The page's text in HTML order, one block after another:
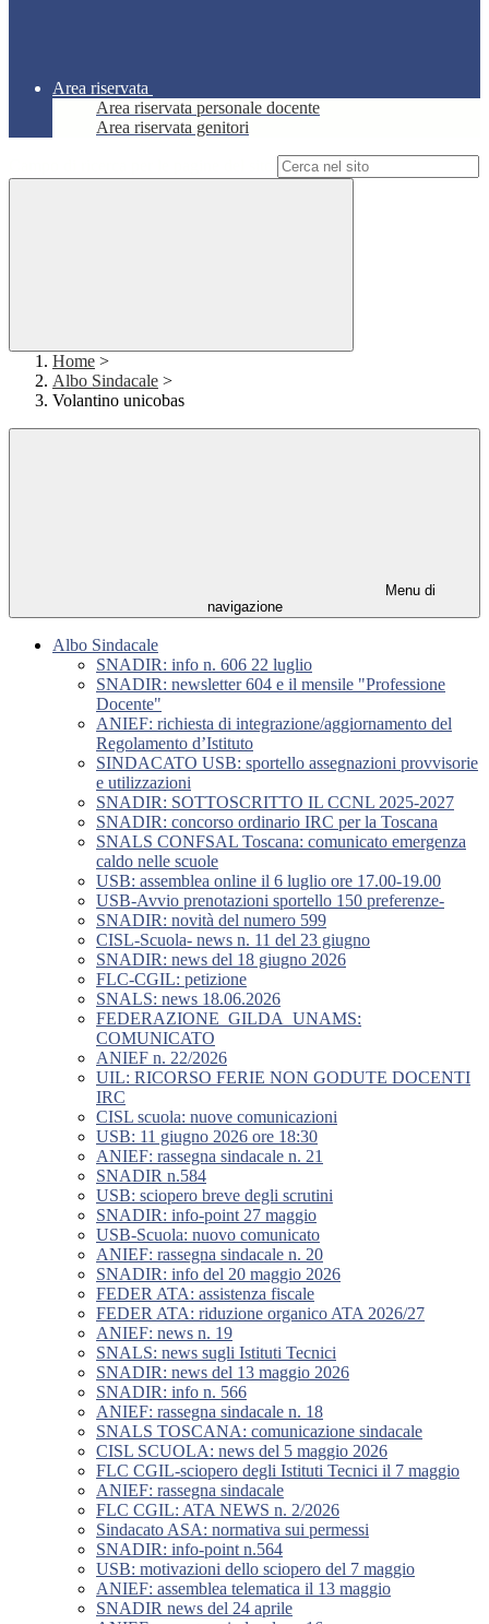
Area riservata
Area riservata personale docente
Area riservata genitori
Home >
Albo Sindacale >
Volantino unicobas
Menu di
navigazione
Albo Sindacale
SNADIR: info n. 606 22 luglio
SNADIR: newsletter 604 e il mensile "Professione
Docente"
ANIEF: richiesta di integrazione/aggiornamento del
Regolamento d’Istituto
SINDACATO USB: sportello assegnazioni provvisorie
e utilizzazioni
SNADIR: SOTTOSCRITTO IL CCNL 2025-2027
SNADIR: concorso ordinario IRC per la Toscana
SNALS CONFSAL Toscana: comunicato emergenza
caldo nelle scuole
USB: assemblea online il 6 luglio ore 17.00-19.00
USB-Avvio prenotazioni sportello 150 preferenze-
SNADIR: novità del numero 599
CISL-Scuola- news n. 11 del 23 giugno
SNADIR: news del 18 giugno 2026
FLC-CGIL: petizione
SNALS: news 18.06.2026
FEDERAZIONE_GILDA_UNAMS:
COMUNICATO
ANIEF n. 22/2026
UIL: RICORSO FERIE NON GODUTE DOCENTI
IRC
CISL scuola: nuove comunicazioni
USB: 11 giugno 2026 ore 18:30
ANIEF: rassegna sindacale n. 21
SNADIR n.584
USB: sciopero breve degli scrutini
SNADIR: info-point 27 maggio
USB-Scuola: nuovo comunicato
ANIEF: rassegna sindacale n. 20
SNADIR: info del 20 maggio 2026
FEDER ATA: assistenza fiscale
FEDER ATA: riduzione organico ATA 2026/27
ANIEF: news n. 19
SNALS: news sugli Istituti Tecnici
SNADIR: news del 13 maggio 2026
SNADIR: info n. 566
ANIEF: rassegna sindacale n. 18
SNALS TOSCANA: comunicazione sindacale
CISL SCUOLA: news del 5 maggio 2026
FLC CGIL-sciopero degli Istituti Tecnici il 7 maggio
ANIEF: rassegna sindacale
FLC CGIL: ATA NEWS n. 2/2026
Sindacato ASA: normativa sui permessi
SNADIR: info-point n.564
USB: motivazioni dello sciopero del 7 maggio
ANIEF: assemblea telematica il 13 maggio
SNADIR news del 24 aprile